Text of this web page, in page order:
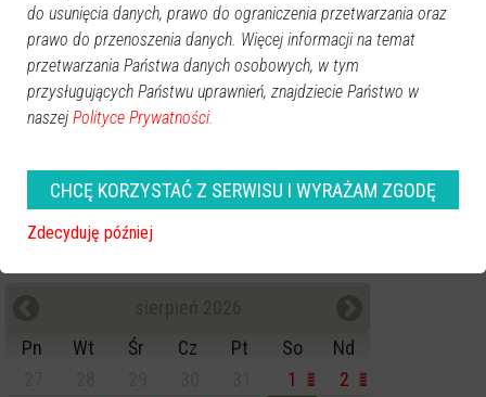
Powiat ostrołecki
Sport
Balujemy
Region
Polska
Kościół i społeczeństwo
Pn
Wt Śr Cz Pt So
Nd
1
2
do usunięcia danych, prawo do ograniczenia przetwarzania oraz
prawo do przenoszenia danych. Więcej informacji na temat
przetwarzania Państwa danych osobowych, w tym
przysługujących Państwu uprawnień, znajdziecie Państwo w
naszej Polityce Prywatności.
CHCĘ KORZYSTAĆ Z SERWISU I WYRAŻAM ZGODĘ
Zdecyduję później